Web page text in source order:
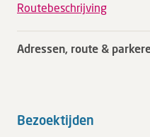
Routebeschrijving
Adressen, route &
Bezoektijden